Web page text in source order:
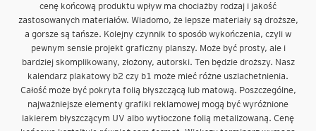
cenę końcową produktu wpływ ma chociażby rodzaj i jakość
zastosowanych materiałów. Wiadomo, że lepsze materiały są droższe,
a gorsze są tańsze. Kolejny czynnik to sposób wykończenia, czyli w
pewnym sensie projekt graficzny planszy. Może być prosty, ale i
bardziej skomplikowany, złożony, autorski. Ten będzie droższy. Nasz
kalendarz plakatowy b2 czy b1 może mieć różne uszlachetnienia.
Całość może być pokryta folią błyszczącą lub matową. Poszczególne,
najważniejsze elementy grafiki reklamowej mogą być wyróżnione
lakierem błyszczącym UV albo wytłoczone folią metalizowaną. Cenę